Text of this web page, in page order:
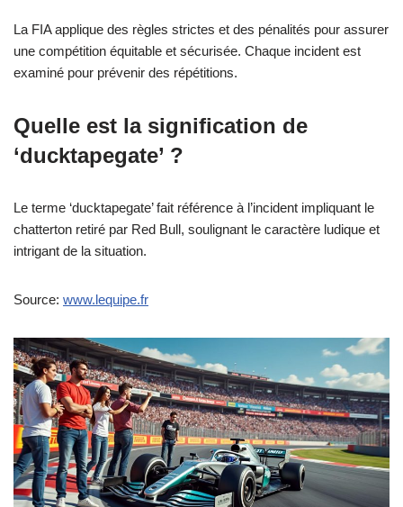
La FIA applique des règles strictes et des pénalités pour assurer
une compétition équitable et sécurisée. Chaque incident est
examiné pour prévenir des répétitions.
Quelle est la signification de
‘ducktapegate’ ?
Le terme ‘ducktapegate’ fait référence à l’incident impliquant le
chatterton retiré par Red Bull, soulignant le caractère ludique et
intrigant de la situation.
Source: www.lequipe.fr